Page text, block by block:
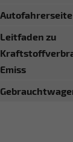
Autofahrerseite
Leitfaden zu
Emiss